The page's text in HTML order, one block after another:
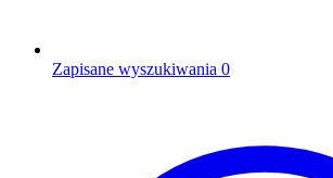
Zapisane wyszukiwania 0